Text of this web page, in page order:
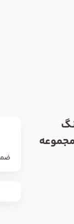
مدل 1/4 به 1/4 مجموعه